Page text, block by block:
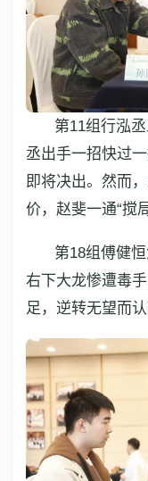
第11组行泓
丞出手一招快过
即将决出。然而
价，赵斐一通“搅
第18组傅健
右下大龙惨遭毒
足，逆转无望而认